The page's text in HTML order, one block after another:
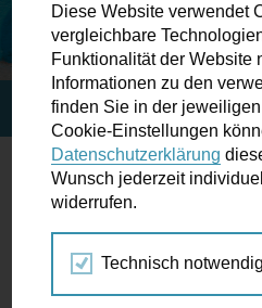
Wiener Fußwegekarte
Newsletter abonnieren
Wunschbox
der Ampel ...
STARTSEITE SPAZIERGANG
Führung
Aug
Diese Website verwendet
vergleichbare
Funktionalität der Website
Informationen zu den
finden Sie in der
Cookie-Einstellungen
Datenschutzerklärung
Wunsch jederzeit
widerrufen.
Technisch notwendig